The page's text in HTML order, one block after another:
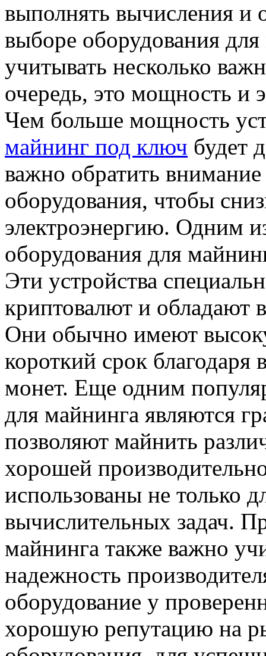
выполнять вычисления и
выборе оборудования
учитывать несколько
очередь, это мощность и
Чем больше мощность
майнинг под ключ будет
важно обратить
оборудования, чтобы
электроэнергию. Одним
оборудования для
Эти устройства
криптовалют и обладают
Они обычно имеют
короткий срок
монет. Еще одним
для майнинга являются
позволяют майнить
хорошей
использованы не только
вычислительных задач.
майнинга также важно
надежность
оборудование у
хорошую репутацию на